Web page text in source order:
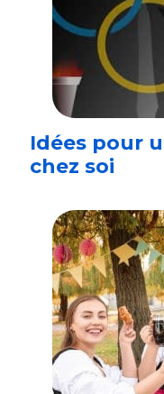
Idées pour
chez soi